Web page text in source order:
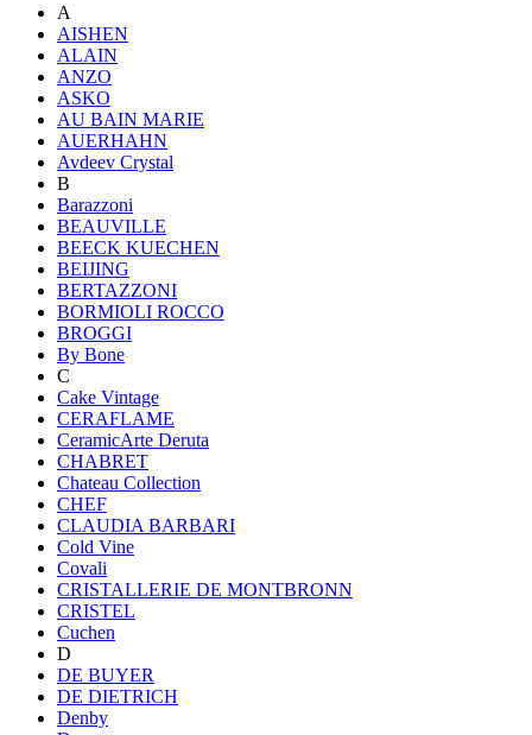
A
AISHEN
ALAIN
ANZO
ASKO
AU BAIN MARIE
AUERHAHN
Avdeev Crystal
B
Barazzoni
BEAUVILLE
BEECK KUECHEN
BEIJING
BERTAZZONI
BORMIOLI ROCCO
BROGGI
By Bone
C
Cake Vintage
CERAFLAME
CeramicArte Deruta
CHABRET
Chateau Collection
CHEF
CLAUDIA BARBARI
Cold Vine
Covali
CRISTALLERIE DE MONTBRONN
CRISTEL
Cuchen
D
DE BUYER
DE DIETRICH
Denby